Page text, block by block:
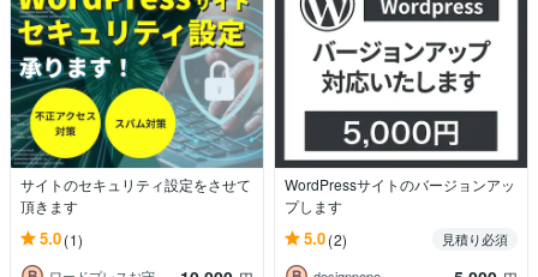
サイトのセキュリティ設定をさせて
頂きます
5.0(1)
WordPressサイトのバージョンアッ
プします
5.0(2)
見積り必須